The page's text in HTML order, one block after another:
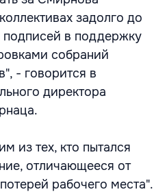
задолго до
в поддержку
собраний
- говорится в
директора
из тех, кто пытался
отличающееся от
рабочего места".